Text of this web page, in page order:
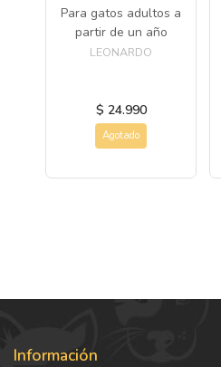
Para gatos adultos a
partir de un año
LEONARDO
$ 24.990
Agotado
Información